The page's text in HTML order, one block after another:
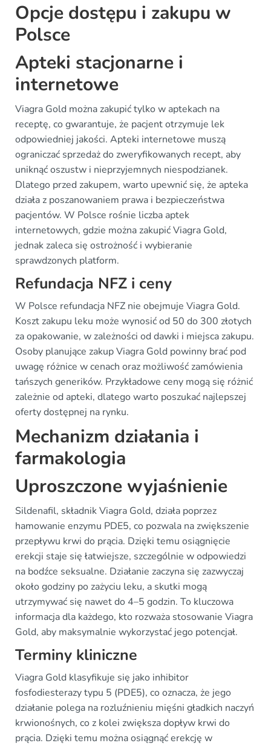
Opcje dostępu i zakupu w
Polsce
Apteki stacjonarne i
internetowe
Viagra Gold można zakupić tylko w aptekach na
receptę, co gwarantuje, że pacjent otrzymuje lek
odpowiedniej jakości. Apteki internetowe muszą
ograniczać sprzedaż do zweryfikowanych recept, aby
uniknąć oszustw i nieprzyjemnych niespodzianek.
Dlatego przed zakupem, warto upewnić się, że apteka
działa z poszanowaniem prawa i bezpieczeństwa
pacjentów. W Polsce rośnie liczba aptek
internetowych, gdzie można zakupić Viagra Gold,
jednak zaleca się ostrożność i wybieranie
sprawdzonych platform.
Refundacja NFZ i ceny
W Polsce refundacja NFZ nie obejmuje Viagra Gold.
Koszt zakupu leku może wynosić od 50 do 300 złotych
za opakowanie, w zależności od dawki i miejsca zakupu.
Osoby planujące zakup Viagra Gold powinny brać pod
uwagę różnice w cenach oraz możliwość zamówienia
tańszych generików. Przykładowe ceny mogą się różnić
zależnie od apteki, dlatego warto poszukać najlepszej
oferty dostępnej na rynku.
Mechanizm działania i
farmakologia
Uproszczone wyjaśnienie
Sildenafil, składnik Viagra Gold, działa poprzez
hamowanie enzymu PDE5, co pozwala na zwiększenie
przepływu krwi do prącia. Dzięki temu osiągnięcie
erekcji staje się łatwiejsze, szczególnie w odpowiedzi
na bodźce seksualne. Działanie zaczyna się zazwyczaj
około godziny po zażyciu leku, a skutki mogą
utrzymywać się nawet do 4–5 godzin. To kluczowa
informacja dla każdego, kto rozważa stosowanie Viagra
Gold, aby maksymalnie wykorzystać jego potencjał.
Terminy kliniczne
Viagra Gold klasyfikuje się jako inhibitor
fosfodiesterazy typu 5 (PDE5), co oznacza, że jego
działanie polega na rozluźnieniu mięśni gładkich naczyń
krwionośnych, co z kolei zwiększa dopływ krwi do
prącia. Dzięki temu można osiągnąć erekcję w